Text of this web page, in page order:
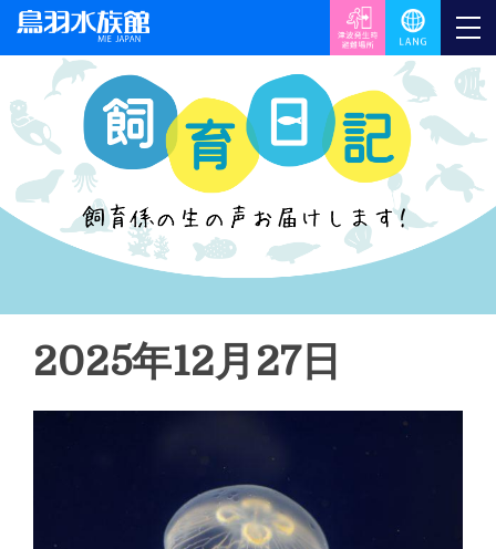
2025年12月27日